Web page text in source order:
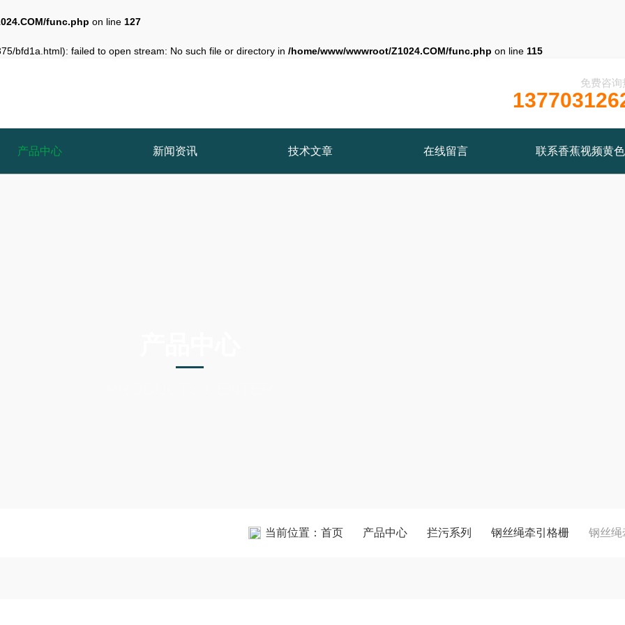
func.php on line 127
bfd1a.html): failed to open stream: No such file or directory in /home/www/wwwroot/Z1024.COM/func.php on line 115
免费咨询
产品中心 新闻资讯 技术文章 在线留言 联系香蕉视频黄色
当前位置： 首页 产品中心 拦污系列 钢丝绳牵引格栅 钢丝绳